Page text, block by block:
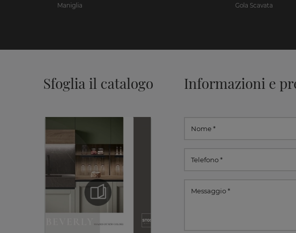
Maniglia Gola Scavata
Sfoglia il catalogo Informazioni e